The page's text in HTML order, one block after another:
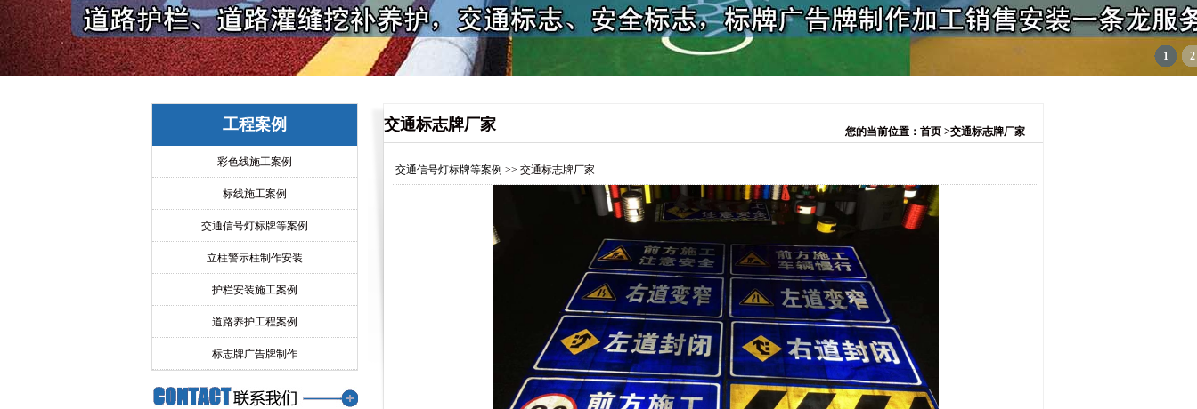
1 2
工程案例
彩色线施工案例
标线施工案例
交通信号灯标牌等案例
立柱警示柱制作安装
护栏安装施工案例
道路养护工程案例
标志牌广告牌制作
交通标志牌厂家 您的当前位置：首页 >交通标志牌厂家
交通信号灯标牌等案例 >> 交通标志牌厂家